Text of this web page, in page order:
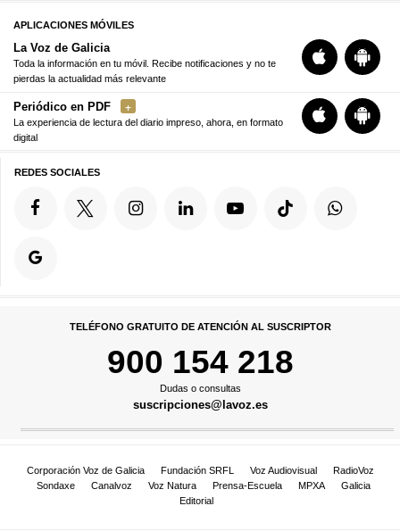
APLICACIONES MÓVILES
La Voz de Galicia
Toda la información en tu móvil. Recibe notificaciones y no te
pierdas la actualidad más relevante
Periódico en PDF
La experiencia de lectura del diario impreso, ahora, en formato
digital
REDES SOCIALES
TELÉFONO GRATUITO DE ATENCIÓN AL SUSCRIPTOR
900 154 218
Dudas o consultas
suscripciones@lavoz.es
Corporación Voz de Galicia Fundación SRFL Voz Audiovisual
RadioVoz
Sondaxe
Canalvoz Voz Natura Prensa-Escuela MPXA
Galicia
Editorial